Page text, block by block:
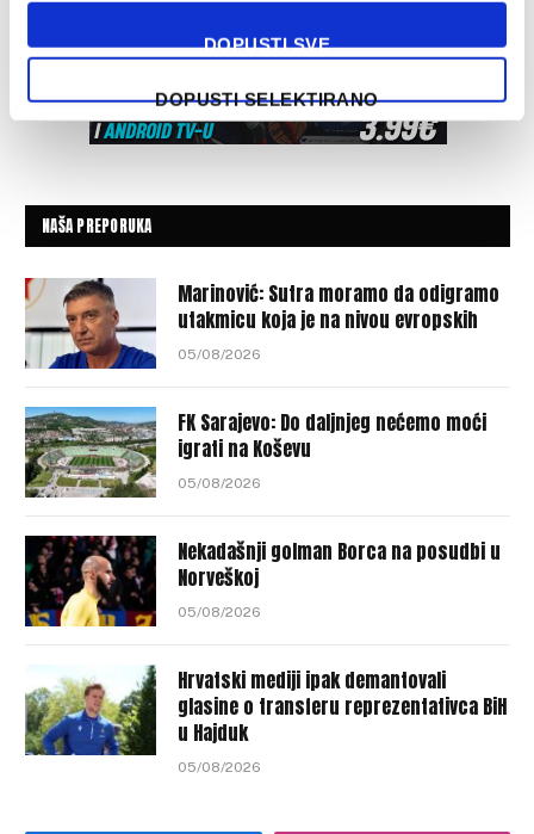
DOPUSTI SVE
DOPUSTI SELEKTIRANO
NAŠA PREPORUKA
Marinović: Sutra moramo da odigramo
utakmicu koja je na nivou evropskih
05/08/2026
FK Sarajevo: Do daljnjeg nećemo moći
igrati na Koševu
05/08/2026
Nekadašnji golman Borca na posudbi u
Norveškoj
05/08/2026
Hrvatski mediji ipak demantovali
glasine o transferu reprezentativca BiH
u Hajduk
05/08/2026